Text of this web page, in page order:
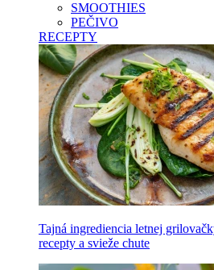
SMOOTHIES
PEČIVO
RECEPTY
Tajná ingrediencia letnej
recepty a svieže chute